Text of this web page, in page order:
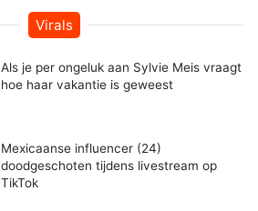
Virals
Als je per ongeluk aan Sylvie Meis vraagt
hoe haar vakantie is geweest
Mexicaanse influencer (24)
doodgeschoten tijdens livestream op
TikTok